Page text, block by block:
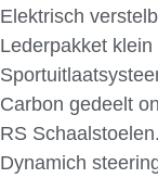
Elektrisch
Lederpakket klein
Carbon gedeelt
RS Schaalstoelen.
Dynamich